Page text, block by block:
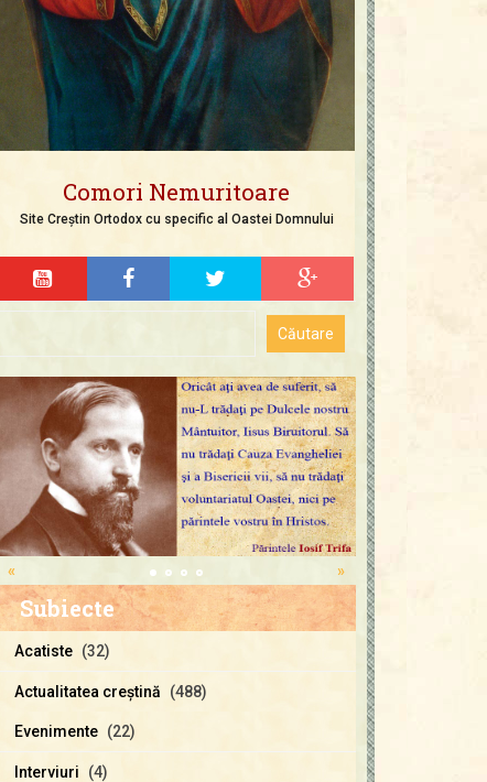
Comori Nemuritoare
Site Creștin Ortodox cu specific al Oastei Domnului
»
«
Subiecte
Acatiste (32)
Actualitatea creştină (488)
Evenimente (22)
Interviuri (4)